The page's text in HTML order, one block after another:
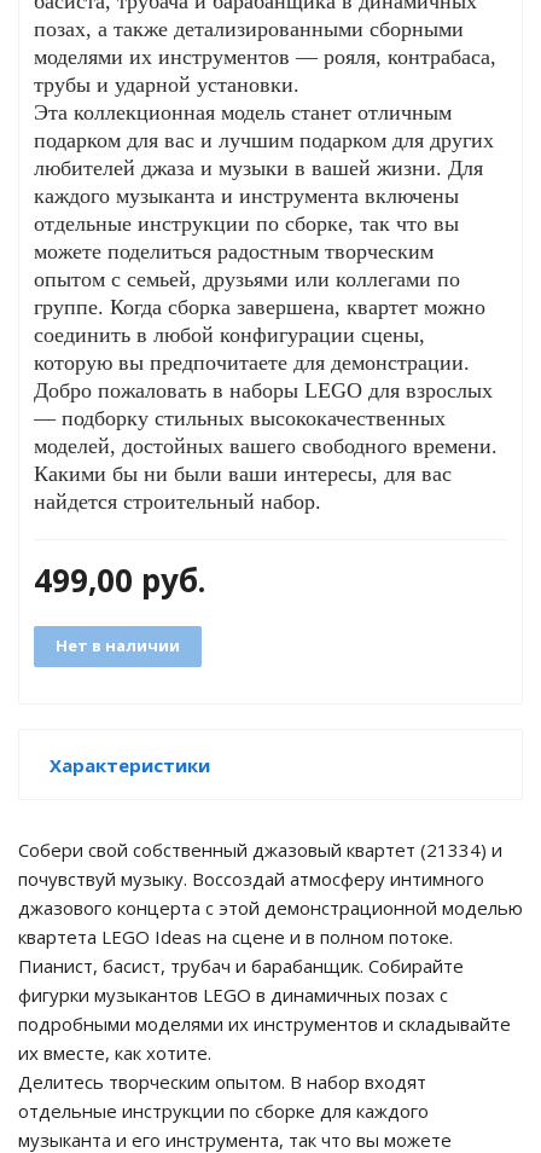
позах, а также детализированными сборными
моделями их инструментов — рояля, контрабаса,
трубы и ударной установки.
Эта коллекционная модель станет отличным
подарком для вас и лучшим подарком для других
любителей джаза и музыки в вашей жизни. Для
каждого музыканта и инструмента включены
отдельные инструкции по сборке, так что вы
можете поделиться радостным творческим
опытом с семьей, друзьями или коллегами по
группе. Когда сборка завершена, квартет можно
соединить в любой конфигурации сцены,
которую вы предпочитаете для демонстрации.
Добро пожаловать в наборы LEGO для взрослых
— подборку стильных высококачественных
моделей, достойных вашего свободного времени.
Какими бы ни были ваши интересы, для вас
найдется строительный набор.
499,00 руб.
Нет в наличии
Характеристики
Собери свой собственный джазовый квартет (21334) и
почувствуй музыку. Воссоздай атмосферу интимного
джазового концерта с этой демонстрационной моделью
квартета LEGO Ideas на сцене и в полном потоке.
Пианист, басист, трубач и барабанщик. Собирайте
фигурки музыкантов LEGO в динамичных позах с
подробными моделями их инструментов и складывайте
их вместе, как хотите.
Делитесь творческим опытом. В набор входят
отдельные инструкции по сборке для каждого
музыканта и его инструмента, так что вы можете